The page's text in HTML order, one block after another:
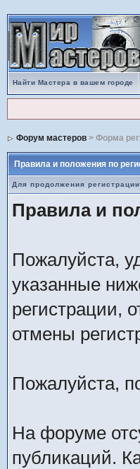
Найти Мастера в вашем городе
Форум мастеров> Форма
Правила и положения по
Для продолжения
Правила и
Пожалуйста,
указанные
регистрации,
отмены
Пожалуйста,
На форуме
публикаций.